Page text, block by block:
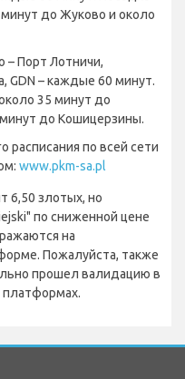
до Жуково и около
– Порт Лотничи,
GDN – каждые 60 минут.
35 минут до
до Кошицерзины.
расписания по всей сети
www.pkm-sa.pl
6,50 злотых, но
по сниженной цене
на
Пожалуйста, также
прошел валидацию в
платформах.